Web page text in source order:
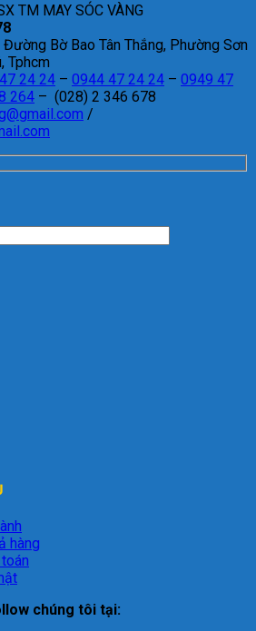
TM MAY SÓC VÀNG
Bờ Bao Tân Thắng, Phường Sơn
Tphcm
24 24 – 0944 47 24 24 – 0949 47
264 – (028) 2 346 678
/
hàng
chúng tôi tại: